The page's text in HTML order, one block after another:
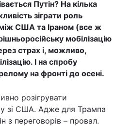
Путін? На кілька
зіграти роль
США та Іраном (все ж
мобілізацію
страх і, можливо,
І на спробу
на фронті до осені.
розігрувати
зі США. Адже для Трампа
з переговорів – провал.